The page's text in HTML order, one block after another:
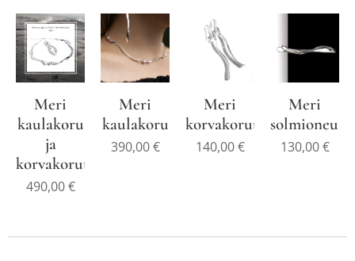
Meri
kaulakoru
ja
korvakorut
490,00€
Meri
kaulakoru
390,00€
Meri
korvakorut
140,00€
Meri
solmioneula
130,00€